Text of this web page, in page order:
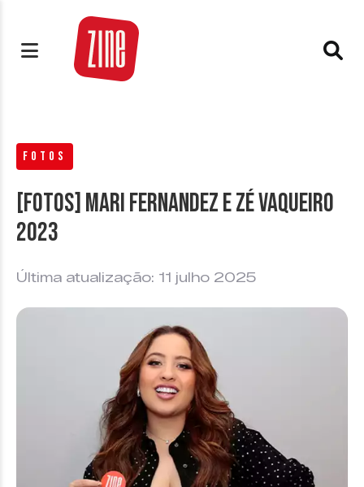
FOTOS
[FOTOS] Mari Fernandez e Zé Vaqueiro
2023
Última atualização: 11 julho 2025